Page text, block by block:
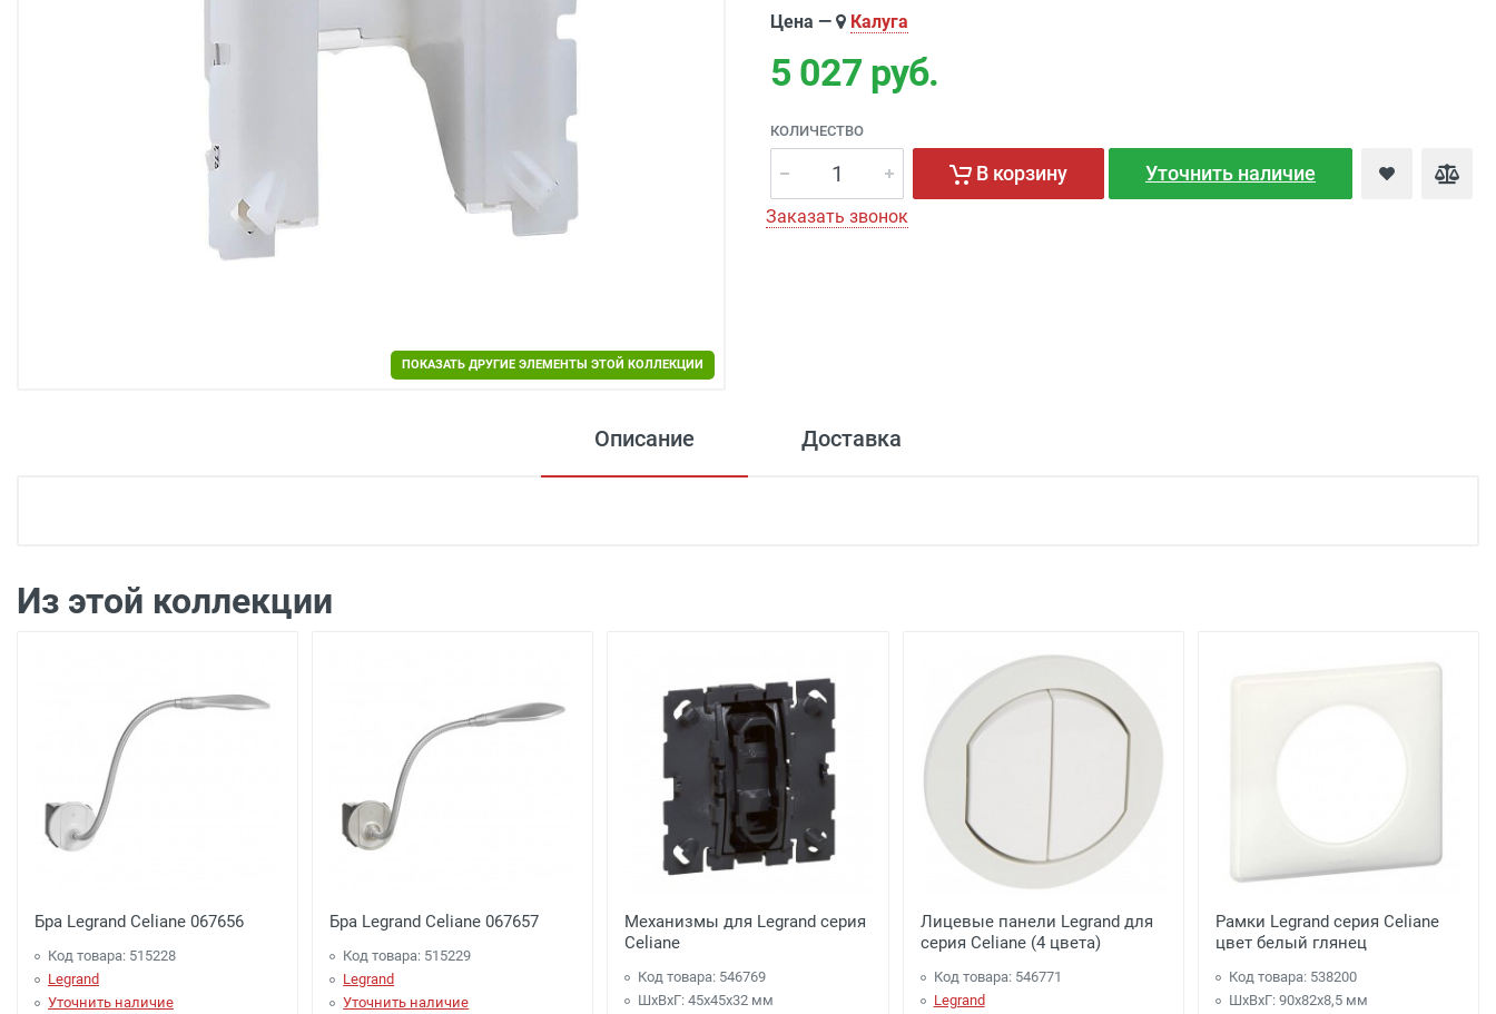
ПОКАЗАТЬ ДРУГИЕ ЭЛЕМЕНТЫ ЭТОЙ КОЛЛЕКЦИИ
Цена — Калуга
5 027 руб.
КОЛИЧЕСТВО
В корзину Уточнить наличие
Заказать звонок
Описание Доставка
Доставка г. Калуга 100 рублей (самовывоз из офиса)
Из этой коллекции
Бра Legrand Celiane 067656
Код товара: 515228
Legrand
Уточнить наличие
Бра Legrand Celiane 067657
Код товара: 515229
Legrand
Уточнить наличие
Механизмы для Legrand серия
Celiane
Код товара: 546769
ШхВхГ: 45x45x32 мм
Лицевые панели Legrand для
серия Celiane (4 цвета)
Код товара: 546771
Legrand
Рамки Legrand серия Celiane
цвет белый глянец
Код товара: 538200
ШхВхГ: 90x82x8,5 мм